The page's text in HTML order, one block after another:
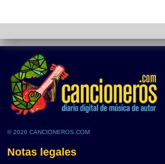
© 2026 CANCIONEROS.COM
Notas legales